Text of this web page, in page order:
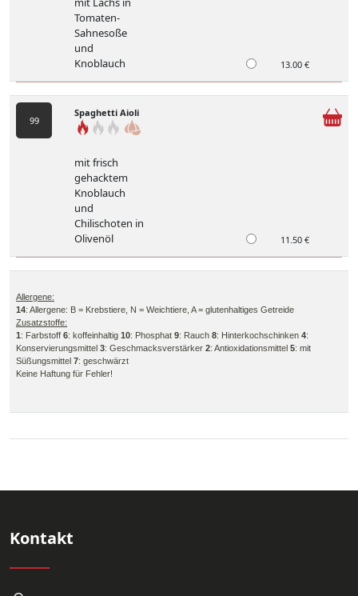
Tomaten-
Sahnesoße
und
Knoblauch
13.00 €
99
Spaghetti Aioli
mit frisch
gehacktem
Knoblauch
und
Chilischoten in
Olivenöl
11.50 €
Allergene:
14: Allergene: B = Krebstiere, N = Weichtiere, A = glutenhaltiges Getreide
Zusatzstoffe:
1: Farbstoff 6: koffeinhaltig 10: Phosphat 9: Rauch 8: Hinterkochschinken 4:
Konservierungsmittel 3: Geschmacksverstärker 2: Antioxidationsmittel 5: mit
Süßungsmittel 7: geschwärzt
Keine Haftung für Fehler!
Kontakt